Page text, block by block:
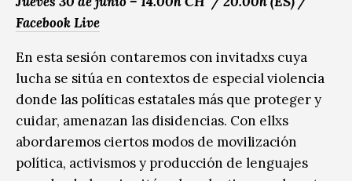
Facebook Live
En esta sesión contaremos con invitadxs cuya
lucha se sitúa en contextos de especial violencia
donde las políticas estatales más que proteger y
cuidar, amenazan las disidencias. Con ellxs
abordaremos ciertos modos de movilización
política, activismos y producción de lenguajes